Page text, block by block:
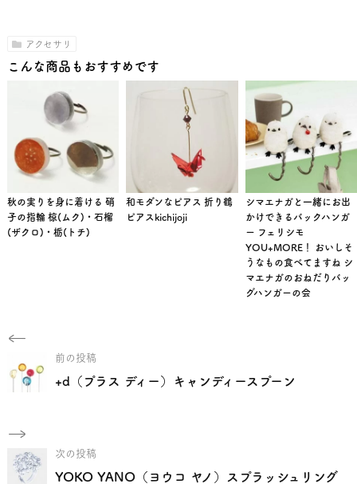
アクセサリ
こんな商品もおすすめです
秋の実りを身に着ける 硝
子の指輪 椋(ムク)・石榴
(ザクロ)・栃(トチ)
和モダンなピアス 折り鶴
ピアスkichijoji
シマエナガと一緒にお出
かけできるバックハンガ
ー フェリシモ
YOU+MORE！ おいしそ
うなもの食べてますね シ
マエナガのおねだりバッ
グハンガーの会
前の投稿
+d（プラス ディー）キャンディースプーン
次の投稿
YOKO YANO（ヨウコ ヤノ）スプラッシュリング